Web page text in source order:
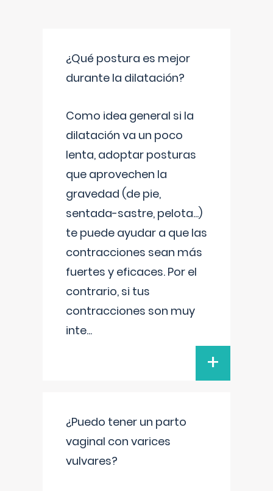
¿Qué postura es mejor
durante la dilatación?
Como idea general si la
dilatación va un poco
lenta, adoptar posturas
que aprovechen la
gravedad (de pie,
sentada-sastre, pelota...)
te puede ayudar a que las
contracciones sean más
fuertes y eficaces. Por el
contrario, si tus
contracciones son muy
inte...
+
¿Puedo tener un parto
vaginal con varices
vulvares?